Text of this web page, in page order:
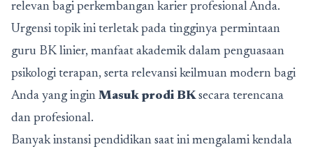
relevan bagi perkembangan karier profesional Anda.
Urgensi topik ini terletak pada tingginya permintaan
guru BK linier, manfaat akademik dalam penguasaan
psikologi terapan, serta relevansi keilmuan modern bagi
Anda yang ingin Masuk prodi BKsecara terencana
dan profesional.
Banyak instansi pendidikan saat ini mengalami kendala